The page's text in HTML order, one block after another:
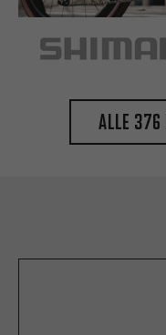
Alle 376